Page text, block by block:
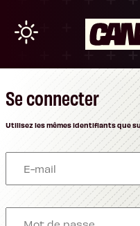
Se connecter
Utilisez les mêmes identifiants que